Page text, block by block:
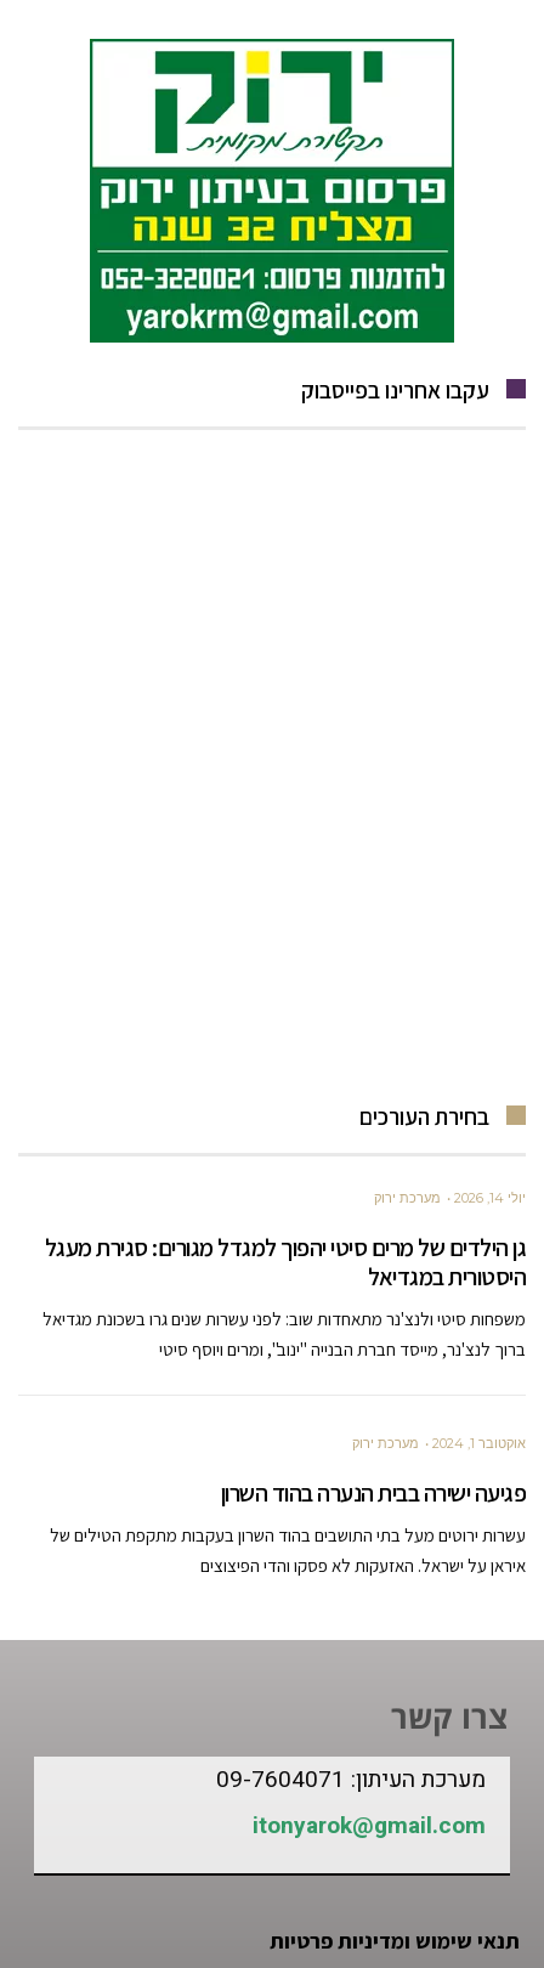
עקבו אחרינו בפייסבוק
בחירת העורכים
יולי 14, 2026 מערכת ירוק
גן הילדים של מרים סיטי יהפוך למגדל מגורים: סגירת מעגל
היסטורית במגדיאל
משפחות סיטי ולנצ'נר מתאחדות שוב: לפני עשרות שנים גרו בשכונת מגדיאל
ברוך לנצ'נר, מייסד חברת הבנייה "ינוב", ומרים ויוסף סיטי
אוקטובר 1, 2024 מערכת ירוק
פגיעה ישירה בבית הנערה בהוד השרון
עשרות ירוטים מעל בתי התושבים בהוד השרון בעקבות מתקפת הטילים של
איראן על ישראל. האזעקות לא פסקו והדי הפיצוצים
צרו קשר
מערכת העיתון: 09-7604071
itonyarok@gmail.com
תנאי שימוש ומדיניות פרטיות